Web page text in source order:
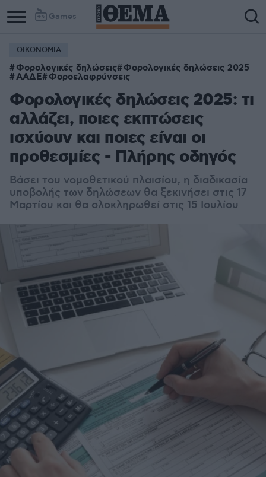
Games
ΟΙΚΟΝΟΜΙΑ
Φορολογικές δηλώσεις Φορολογικές δηλώσεις 2025
ΑΑΔΕ Φοροελαφρύνσεις
Φορολογικές δηλώσεις 2025: τι
αλλάζει, ποιες εκπτώσεις
ισχύουν και ποιες είναι οι
προθεσμίες - Πλήρης οδηγός
Βάσει του νομοθετικού πλαισίου, η διαδικασία
υποβολής των δηλώσεων θα ξεκινήσει στις 17
Μαρτίου και θα ολοκληρωθεί στις 15 Ιουλίου